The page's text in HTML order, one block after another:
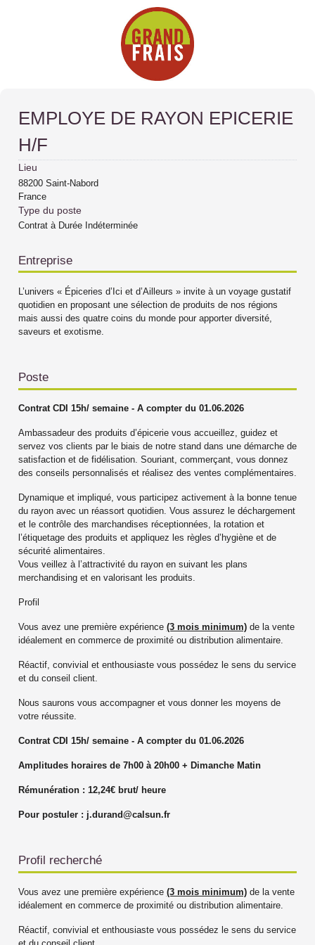
EMPLOYE DE RAYON EPICERIE
H/F
Lieu
88200 Saint-Nabord
France
Type du poste
Contrat à Durée Indéterminée
Entreprise
L’univers « Épiceries d’Ici et d’Ailleurs » invite à un voyage gustatif
quotidien en proposant une sélection de produits de nos régions
mais aussi des quatre coins du monde pour apporter diversité,
saveurs et exotisme.
Poste
Contrat CDI 15h/ semaine - A compter du 01.06.2026
Ambassadeur des produits d’épicerie vous accueillez, guidez et
servez vos clients par le biais de notre stand dans une démarche de
satisfaction et de fidélisation. Souriant, commerçant, vous donnez
des conseils personnalisés et réalisez des ventes complémentaires.
Dynamique et impliqué, vous participez activement à la bonne tenue
du rayon avec un réassort quotidien. Vous assurez le déchargement
et le contrôle des marchandises réceptionnées, la rotation et
l’étiquetage des produits et appliquez les règles d’hygiène et de
sécurité alimentaires.
Vous veillez à l’attractivité du rayon en suivant les plans
merchandising et en valorisant les produits.
Profil
Vous avez une première expérience (3 mois minimum)de la vente
idéalement en commerce de proximité ou distribution alimentaire.
Réactif, convivial et enthousiaste vous possédez le sens du service
et du conseil client.
Nous saurons vous accompagner et vous donner les moyens de
votre réussite.
Contrat CDI 15h/ semaine - A compter du 01.06.2026
Amplitudes horaires de 7h00 à 20h00 + Dimanche Matin
Rémunération : 12,24€ brut/ heure
Pour postuler : j.durand@calsun.fr
Profil recherché
Vous avez une première expérience (3 mois minimum)de la vente
idéalement en commerce de proximité ou distribution alimentaire.
Réactif, convivial et enthousiaste vous possédez le sens du service